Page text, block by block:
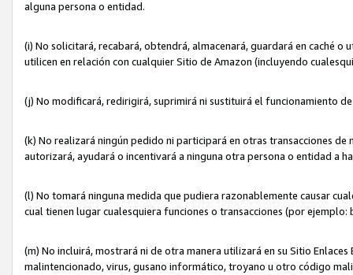
alguna persona o entidad.
(i) No solicitará, recabará, obtendrá, almacenará, guardará en caché
utilicen en relación con cualquier Sitio de Amazon (incluyendo
(j) No modificará, redirigirá, suprimirá ni sustituirá el funcionamiento
(k) No realizará ningún pedido ni participará en otras transacciones
autorizará, ayudará o incentivará a ninguna otra persona o entidad a
(l) No tomará ninguna medida que pudiera razonablemente causar
cual tienen lugar cualesquiera funciones o transacciones (por
(m) No incluirá, mostrará ni de otra manera utilizará en su Sitio
malintencionado, virus, gusano informático, troyano u otro código